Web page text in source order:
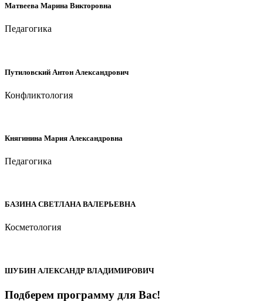
Матвеева Марина Викторовна
Педагогика
Путиловский Антон Александрович
Конфликтология
Княгинина Мария Александровна
Педагогика
БАЗИНА СВЕТЛАНА ВАЛЕРЬЕВНА
Косметология
ШУБИН АЛЕКСАНДР ВЛАДИМИРОВИЧ
Подберем программу для Вас!